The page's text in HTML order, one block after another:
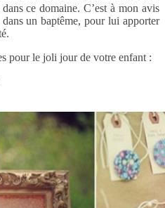
ce domaine. C’est à mon avis
un baptême, pour lui apporter
pour le joli jour de votre enfant :